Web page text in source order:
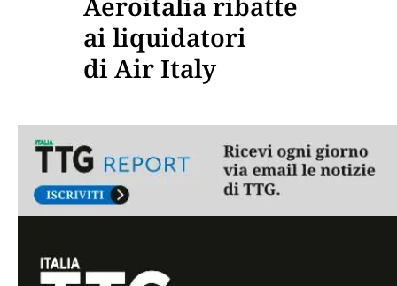
ai liquidatori
di Air Italy